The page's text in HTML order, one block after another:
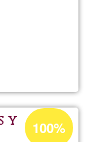
y
Percentatge
d'acceptació
100%